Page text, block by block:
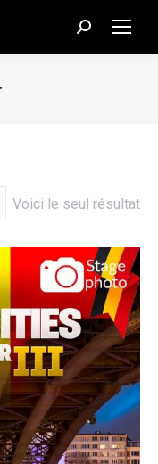
Recherche
:
Voici le seul résultat